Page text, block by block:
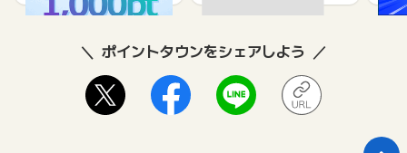
ポイントタウンをシェアしよう